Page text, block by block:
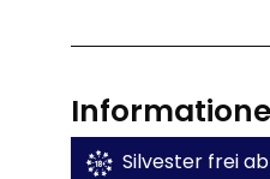
Silvester frei